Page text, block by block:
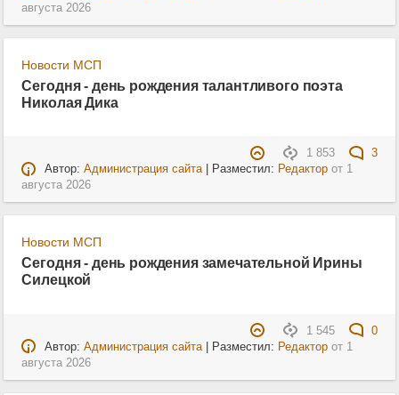
августа 2026
Новости МСП
Сегодня - день рождения талантливого поэта
Николая Дика
1 853
3
Автор: Администрация сайта| Разместил: Редакторот 1
августа 2026
Новости МСП
Сегодня - день рождения замечательной Ирины
Силецкой
1 545
0
Автор: Администрация сайта| Разместил: Редакторот 1
августа 2026